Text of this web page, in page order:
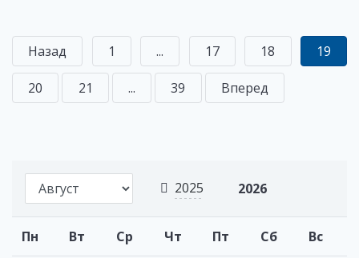
2025 2026
Пн Вт Ср Чт Пт Сб Вс
Назад 1 ... 17 18 19
20 21 ... 39 Вперед